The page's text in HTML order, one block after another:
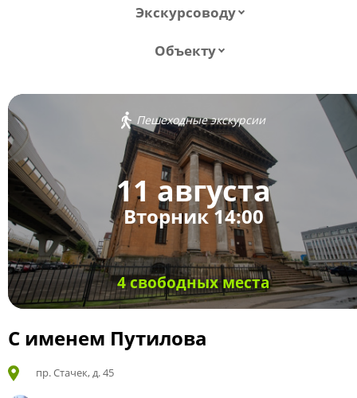
Экскурсоводу
Объекту
Пешеходные экскурсии
11 августа
Вторник 14:00
4 свободных места
С именем Путилова
пр. Стачек, д. 45